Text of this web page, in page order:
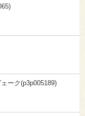
ーク(p3p005189)